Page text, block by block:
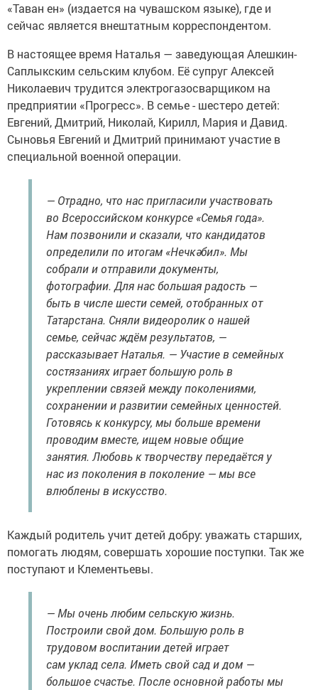
«Таван ен» (издается на чувашском языке), где и
сейчас является внештатным корреспондентом.
В настоящее время Наталья — заведующая Алешкин-
Саплыкским сельским клубом. Её супруг Алексей
Николаевич трудится электрогазосварщиком на
предприятии «Прогресс». В семье - шестеро детей:
Евгений, Дмитрий, Николай, Кирилл, Мария и Давид.
Сыновья Евгений и Дмитрий принимают участие в
специальной военной операции.
— Отрадно, что нас пригласили участвовать
во Всероссийском конкурсе «Семья года».
Нам позвонили и сказали, что кандидатов
определили по итогам «Нечкәбил». Мы
собрали и отправили документы,
фотографии. Для нас большая радость —
быть в числе шести семей, отобранных от
Татарстана. Сняли видеоролик о нашей
семье, сейчас ждём результатов, —
рассказывает Наталья. — Участие в семейных
состязаниях играет большую роль в
укреплении связей между поколениями,
сохранении и развитии семейных ценностей.
Готовясь к конкурсу, мы больше времени
проводим вместе, ищем новые общие
занятия. Любовь к творчеству передаётся у
нас из поколения в поколение — мы все
влюблены в искусство.
Каждый родитель учит детей добру: уважать старших,
помогать людям, совершать хорошие поступки. Так же
поступают и Клементьевы.
— Мы очень любим сельскую жизнь.
Построили свой дом. Большую роль в
трудовом воспитании детей играет
сам уклад села. Иметь свой сад и дом —
большое счастье. После основной работы мы